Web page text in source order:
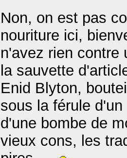
Non, on est pas
nouriture ici,
n'avez rien contre
la sauvette
Enid Blyton,
sous la férule
d'une bombe de
vieux cons, les